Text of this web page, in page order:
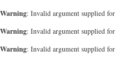
Warning: Invalid argument supplied
Warning: Invalid argument supplied
Warning: Invalid argument supplied